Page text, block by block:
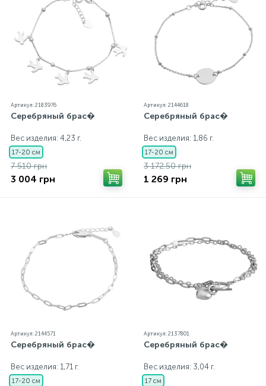
Артикул: 2183976
Серебряный брас�
Вес изделия: 4,23 г.
17-20 см
7 510 грн
3 004 грн
Артикул: 2144618
Серебряный брас�
Вес изделия: 1,86 г.
17-20 см
3 172.50 грн
1 269 грн
Артикул: 2144571
Серебряный брас�
Вес изделия: 1,71 г.
17-20 см
Артикул: 2137801
Серебряный брас�
Вес изделия: 3,04 г.
17 см